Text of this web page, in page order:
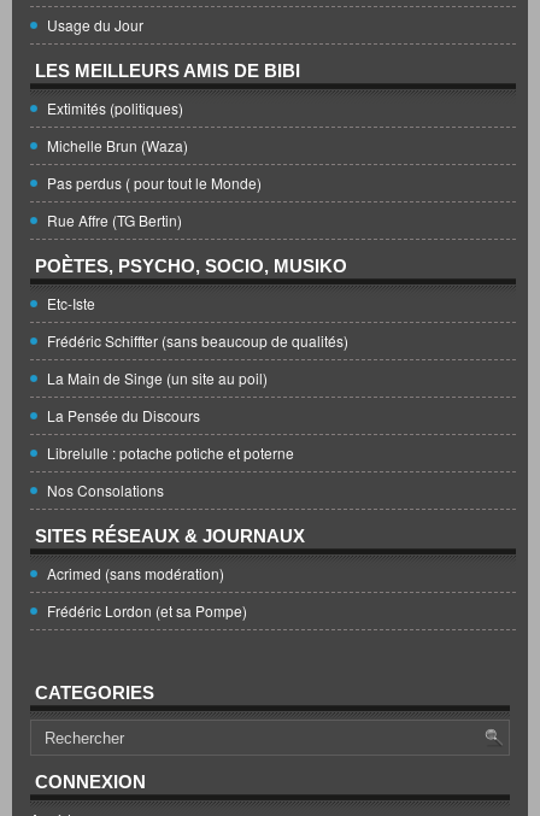
Usage du Jour
LES MEILLEURS AMIS DE BIBI
Extimités (politiques)
Michelle Brun (Waza)
Pas perdus ( pour tout le Monde)
Rue Affre (TG Bertin)
POÈTES, PSYCHO, SOCIO, MUSIKO
Etc-Iste
Frédéric Schiffter (sans beaucoup de qualités)
La Main de Singe (un site au poil)
La Pensée du Discours
Librelulle : potache potiche et poterne
Nos Consolations
SITES RÉSEAUX & JOURNAUX
Acrimed (sans modération)
Frédéric Lordon (et sa Pompe)
CATEGORIES
CONNEXION